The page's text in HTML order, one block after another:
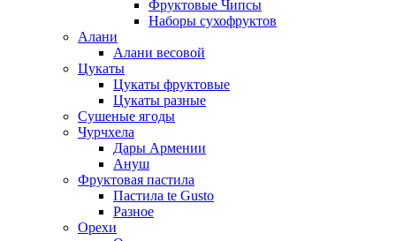
Фруктовые Чипсы
Наборы сухофруктов
Алани
Алани весовой
Цукаты
Цукаты фруктовые
Цукаты разные
Сушеные ягоды
Чурчхела
Дары Армении
Ануш
Фруктовая пастила
Пастила te Gusto
Разное
Орехи